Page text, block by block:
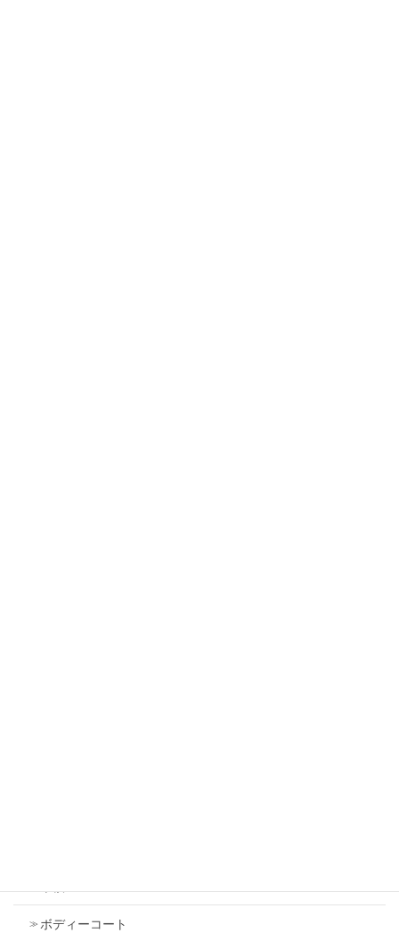
ボディーコート